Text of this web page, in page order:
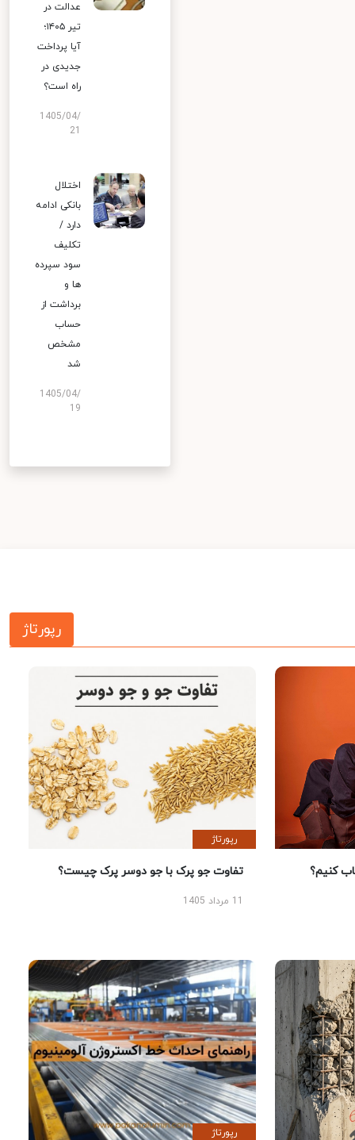
عدالت در
تیر ۱۴۰۵؛
آیا پرداخت
جدیدی در
راه است؟
1405/04/
اختلال
بانکی ادامه
دارد /
تکلیف
سود سپرده
ها و
برداشت از
حساب
مشخص
شد
1405/04/
19
رپورتاژ
کنیم؟
رپورتاژ
تفاوت جو پرک با جو دوسر پرک چیست؟
رپورتاژ